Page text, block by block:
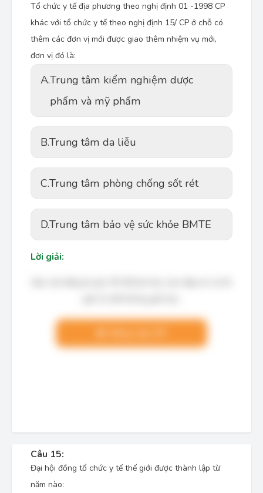
Tổ chức y tế địa phương theo nghị định 01 -1998 CP
khác với tổ chức y tế theo nghị định 15/ CP ở chỗ có
thêm các đơn vị mới được giao thêm nhiệm vụ mới,
đơn vị đó là:
A.Trung tâm kiểm nghiệm dược
phẩm và mỹ phẩm
B.Trung tâm da liễu
C.Trung tâm phòng chống sốt rét
D.Trung tâm bảo vệ sức khỏe BMTE
Lời giải:
Câu 15:
Đại hội đồng tổ chức y tế thế giới được thành lập từ
năm nào: